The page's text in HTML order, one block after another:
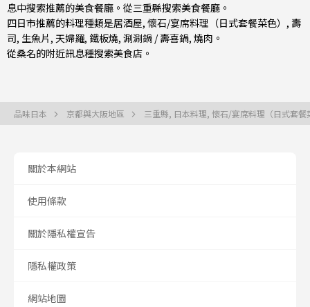
息中搜索推薦的美食餐廳。從三重縣搜索美食餐廳。
四日市推薦的料理種類是居酒屋, 懷石/宴席料理（日式套餐菜色） , 壽
司, 生魚片 , 天婦羅, 鐵板燒, 涮涮鍋 / 壽喜鍋, 燒肉 。
從桑名的附近訊息種搜索美食店。
品味日本 京都與大阪地區 三重縣, 日本料理, 懷石/宴席料理（日式套
關於本網站
使用條款
關於隱私權宣告
隱私權政策
網站地圖